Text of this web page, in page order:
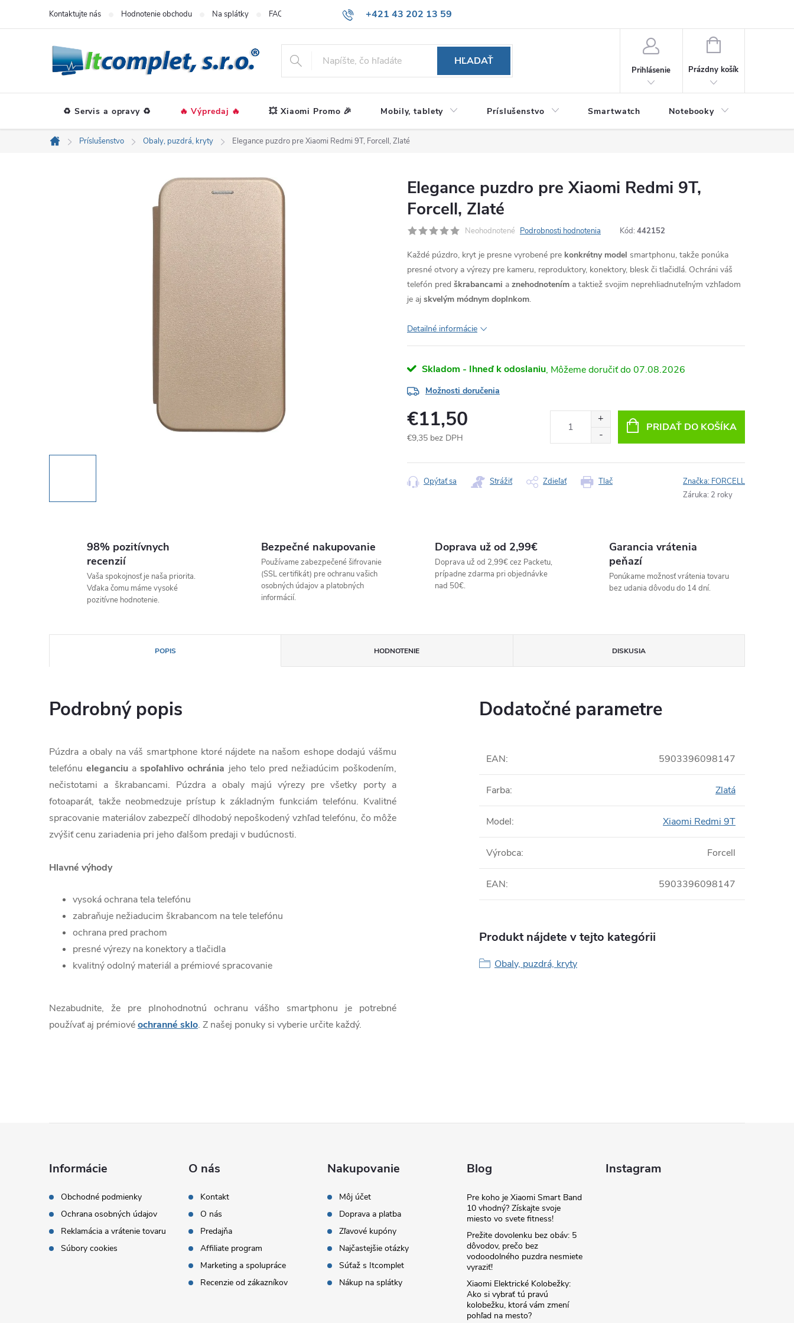
+421 43 202 13 59
Kontaktujte nás Hodnotenie obchodu Na splátky FAQ
HĽADAŤ
Prihlásenie
NÁKUPNÝ
Prázdny košík
♻️ Servis a opravy ♻️ 🔥 Výpredaj 🔥 💥 Xiaomi Promo 🎉 Mobily, tablety Príslušenstvo Smartwatch Notebooky
Domov
Príslušenstvo Obaly, puzdrá, kryty Elegance puzdro pre Xiaomi Redmi 9T, Forcell, Zlaté
Elegance puzdro pre Xiaomi Redmi 9T,
Forcell, Zlaté
Neohodnotené Podrobnosti hodnotenia Kód: 442152
Každé púzdro, kryt je presne vyrobené pre konkrétny model smartphonu, takže ponúka
presné otvory a výrezy pre kameru, reproduktory, konektory, blesk či tlačidlá. Ochráni váš
telefón pred škrabancami a znehodnotením a taktiež svojim neprehliadnuteľným vzhľadom
je aj skvelým módnym doplnkom.
Detailné informácie
Skladom - Ihneď k odoslaniu 07.08.2026
Možnosti doručenia
€11,50
€9,35 bez DPH
cena:
PRIDAŤ DO KOŠÍKA
Tlač
Opýtať sa Strážiť Zdieľať Značka: FORCELL
Záruka: 2 roky
98% pozitívnych
recenzií
Vaša spokojnosť je naša priorita.
Vďaka čomu máme vysoké
pozitívne hodnotenie.
Bezpečné nakupovanie
Používame zabezpečené šifrovanie
(SSL certifikát) pre ochranu vašich
osobných údajov a platobných
informácií.
Doprava už od 2,99€
Doprava už od 2,99€ cez Packetu,
prípadne zdarma pri objednávke
nad 50€.
Garancia vrátenia
peňazí
Ponúkame možnosť vrátenia tovaru
bez udania dôvodu do 14 dní.
POPIS HODNOTENIE DISKUSIA
Podrobný popis
Púzdra a obaly na váš smartphone ktoré nájdete na našom eshope dodajú vášmu
telefónueleganciu aspoľahlivo ochránia jeho telo pred nežiadúcim poškodením,
nečistotami a škrabancami. Púzdra a obaly majú výrezy pre všetky porty a
fotoaparát, takže neobmedzuje prístup k základným funkciám telefónu. Kvalitné
spracovanie materiálov zabezpečí dlhodobý nepoškodený vzhľad telefónu, čo môže
zvýšiť cenu zariadenia pri jeho ďalšom predaji v budúcnosti.
Hlavné výhody
vysoká ochrana tela telefónu
zabraňuje nežiaducim škrabancom na tele telefónu
ochrana pred prachom
presné výrezy na konektory a tlačidla
kvalitný odolný materiál a prémiové spracovanie
Nezabudnite, že pre plnohodnotnú ochranu vášho smartphonu je potrebné
používať aj prémiovéochranné sklo. Z našej ponuky si vyberie určite každý.
Dodatočné parametre
EAN: 5903396098147
Farba: Zlatá
Model: Xiaomi Redmi 9T
Výrobca: Forcell
EAN: 5903396098147
Produkt nájdete v tejto kategórii
Obaly, puzdrá, kryty
Informácie
Obchodné podmienky
Ochrana osobných údajov
Reklamácia a vrátenie tovaru
Súbory cookies
O nás
Kontakt
O nás
Predajňa
Affiliate program
Marketing a spolupráce
Recenzie od zákazníkov
Nakupovanie
Môj účet
Doprava a platba
Zľavové kupóny
Najčastejšie otázky
Súťaž s Itcomplet
Nákup na splátky
Blog
Pre koho je Xiaomi Smart Band
10 vhodný? Získajte svoje
miesto vo svete fitness!
Prežite dovolenku bez obáv: 5
dôvodov, prečo bez
vodoodolného puzdra nesmiete
vyraziť!
Xiaomi Elektrické Kolobežky:
Ako si vybrať tú pravú
kolobežku, ktorá vám zmení
pohľad na mesto?
Instagram